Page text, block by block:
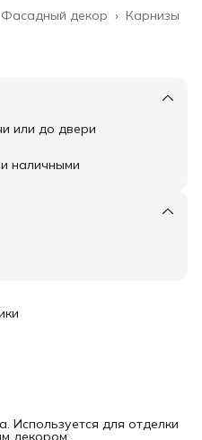
Карнизы
Фасадный декор ›
или до двери
наличными
Используется для отделки
декором.